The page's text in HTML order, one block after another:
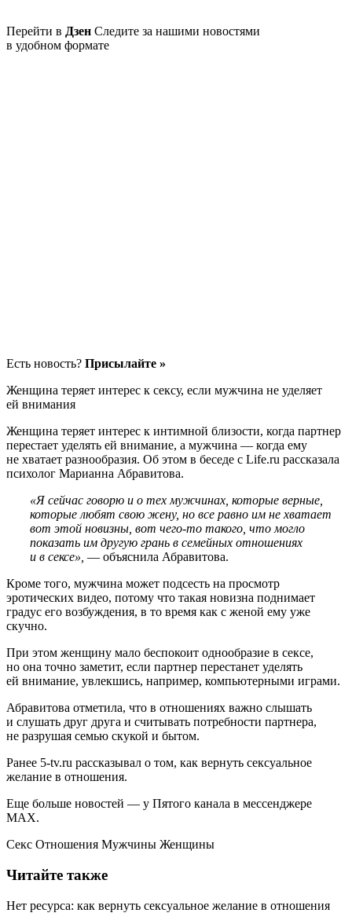
Перейти в Дзен Следите за нашими новостями
в удобном формате
Есть новость? Присылайте »
Женщина теряет интерес к сексу, если мужчина не уделяет
ей внимания
Женщина теряет интерес к интимной близости, когда партнер
перестает уделять ей внимание, а мужчина — когда ему
не хватает разнообразия. Об этом в беседе с Life.ru рассказала
психолог Марианна Абравитова.
«Я сейчас говорю и о тех мужчинах, которые верные,
которые любят свою жену, но все равно им не хватает
вот этой новизны, вот чего-то такого, что могло
показать им другую грань в семейных отношениях
и в сексе», — объяснила Абравитова.
Кроме того, мужчина может подсесть на просмотр
эротических видео, потому что такая новизна поднимает
градус его возбуждения, в то время как с женой ему уже
скучно.
При этом женщину мало беспокоит однообразие в сексе,
но она точно заметит, если партнер перестанет уделять
ей внимание, увлекшись, например, компьютерными играми.
Абравитова отметила, что в отношениях важно слышать
и слушать друг друга и считывать потребности партнера,
не разрушая семью скукой и бытом.
Ранее 5-tv.ru рассказывал о том, как вернуть сексуальное
желание в отношения.
Еще больше новостей — у Пятого канала в мессенджере
MAX.
Секс Отношения Мужчины Женщины
Читайте также
Нет ресурса: как вернуть сексуальное желание в отношения